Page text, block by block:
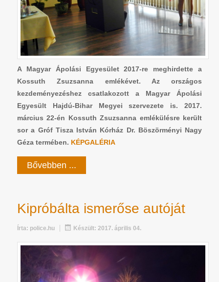
A Magyar Ápolási Egyesület 2017-re meghirdette a
Kossuth Zsuzsanna emlékévet. Az országos
kezdeményezéshez csatlakozott a Magyar Ápolási
Egyesült Hajdú-Bihar Megyei szervezete is. 2017.
március 22-én Kossuth Zsuzsanna emlékülésre került
sor a Gróf Tisza István Kórház Dr. Böszörményi Nagy
Géza termében. KÉPGALÉRIA
Bővebben ...
Kipróbálta ismerőse autóját
Írta: police.hu Készült: 2017. április 04.